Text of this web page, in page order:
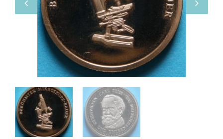
Culpeper (ca. 1735)
Cuff (ca. 1745)
volgens Culpeper (1750-1780)
‘Jones’ most improved type’ (1800-1830)
Long, Gould type (1821-1850)
Chevalier, trommelmicroscoop (1831-1841)
Nachet, ‘grand modèle’ (1856-1862)